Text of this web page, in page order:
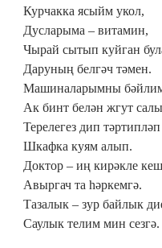
Курчакка ясыйм укол,
Дусларыма – витамин,
Чырай сытып куйган
Даруның белгәч тәмен.
Машиналарымны
Ак бинт белән жгут
Терелегез дип тәртипләп
Шкафка куям алып.
Доктор – иң кирәкле
Авыргач та һәркемгә.
Тазалык – зур байлык
Саулык телим мин сезгә.